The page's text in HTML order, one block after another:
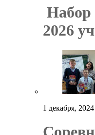
Набор
2026
1 декабря, 2024